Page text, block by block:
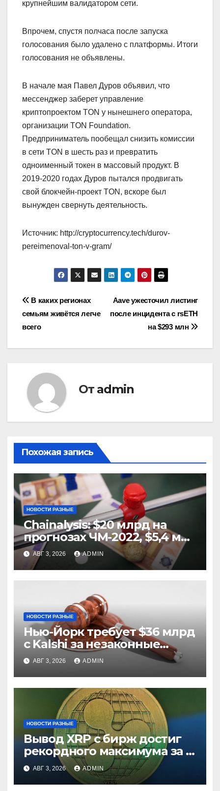
крупнейшим валидатором сети.
Впрочем, спустя полчаса после запуска
голосования было удалено с платформы. Итоги
голосования не объявлены.
В начале мая Павел Дуров объявил, что
мессенджер заберет управление
криптопроектом TON у нынешнего оператора,
организации TON Foundation.
Предприниматель пообещал снизить комиссии
в сети TON в шесть раз и превратить
одноименный токен в массовый продукт. В
2019-2020 годах Дуров пытался продвигать
свой блокчейн-проект TON, вскоре был
вынужден свернуть деятельность.
Источник: http://cryptocurrency.tech/durov-
pereimenoval-ton-v-gram/
Навигация
по
записям
Aave ужесточил листинг
после инцидента с rsETH
на $293 млн
В каких регионах
семьям живётся легче
всего
От admin
Похожая запись
НОВОСТИ РАЗНЫЕ
Chainalysis: $20 млрд на
прогнозах ЧМ-2022, $5,4 млн
из них незаконные
АВГ 3, 2026 ADMIN
НОВОСТИ РАЗНЫЕ
Нью-Йорк требует $36 млрд
с Kalshi за незаконные
ставки
АВГ 3, 2026 ADMIN
НОВОСТИ РАЗНЫЕ
Вывод XRP с бирж достиг
рекордного максимума за 5
летАВГ 3, 2026 ADMIN